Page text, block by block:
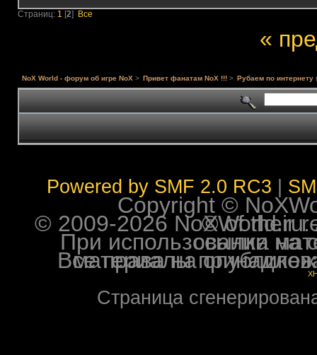
Страниц: 1 [2] Все
«
NoX World - форум об игре NoX> Привет фанатам NoX !!! > Рубаем по интернету
Powered by SMF 2.0 RC3
Copyright ©
© 2009-2026 NoXWorld.ru. All
При использовании
Все права на опубликованные на форуме
Страница